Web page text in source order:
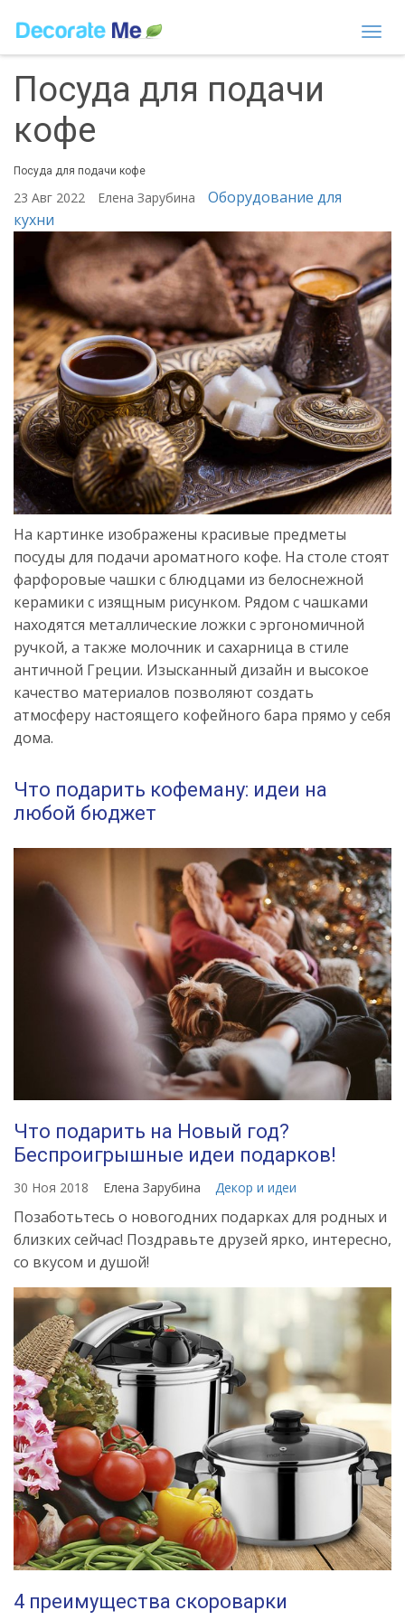
Посуда для подачи
кофе
Посуда для подачи кофе
23 Авг 2022 Елена Зарубина
Оборудование для
кухни
На картинке изображены красивые предметы
посуды для подачи ароматного кофе. На столе стоят
фарфоровые чашки с блюдцами из белоснежной
керамики с изящным рисунком. Рядом с чашками
находятся металлические ложки с эргономичной
ручкой, а также молочник и сахарница в стиле
античной Греции. Изысканный дизайн и высокое
качество материалов позволяют создать
атмосферу настоящего кофейного бара прямо у себя
дома.
Что подарить кофеману: идеи на
любой бюджет
Что подарить на Новый год?
Беспроигрышные идеи подарков!
30 Ноя 2018 Елена Зарубина Декор и идеи
Позаботьтесь о новогодних подарках для родных и
близких сейчас! Поздравьте друзей ярко, интересно,
со вкусом и душой!
4 преимущества скороварки